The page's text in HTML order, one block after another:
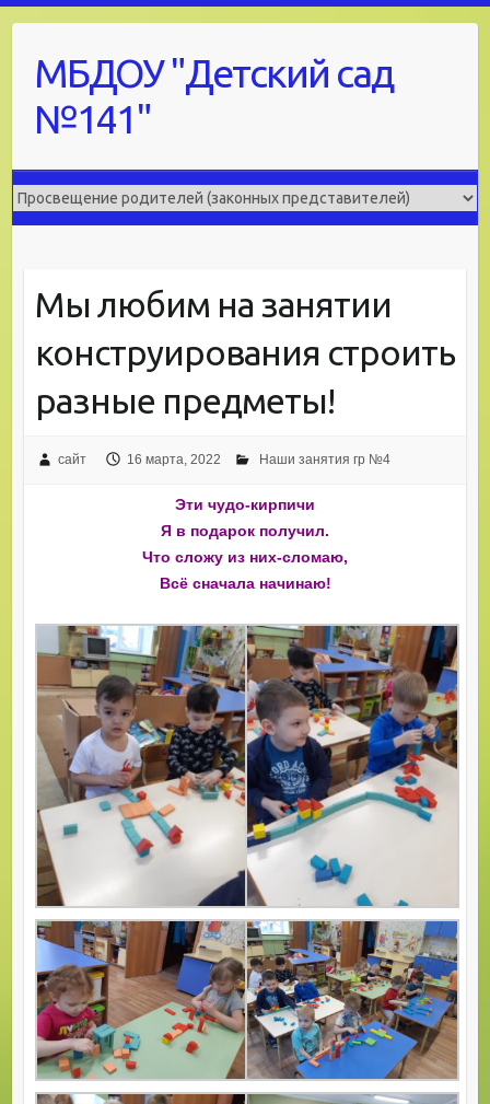
contentМБДОУ "Детский сад
№141"
Мы любим на занятии
конструирования строить
разные предметы!
сайт 16 марта, 2022 Наши занятия гр №4
Эти чудо-кирпичи
Я в подарок получил.
Что сложу из них-сломаю,
Всё сначала начинаю!